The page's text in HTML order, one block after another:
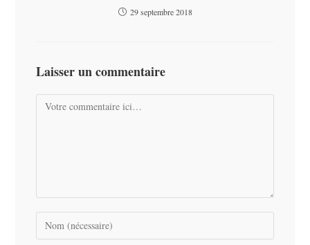
29 septembre 2018
Laisser un commentaire
Comment
Enter
your